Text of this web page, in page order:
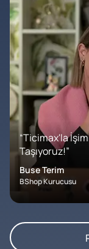
“Ticimax'la
Taşıyoruz!”
Buse Terim
BShop Kurucusu